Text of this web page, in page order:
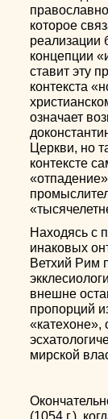
которое
реализации
концепции
ставит эту
контекста
означает
Церкви, но
контексте
Находясь с
инаковых
Ветхий Рим
внешне
пропорций
«катехоне»,
мирской
(1054 г.),